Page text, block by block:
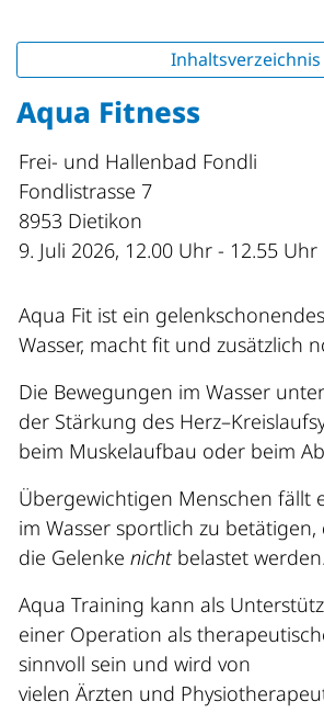
Inhaltsverzeichnis
Aqua Fitness
Frei- und Hallenbad Fondli
Fondlistrasse 7
8953 Dietikon
9. Juli 2026, 12.00 Uhr - 12.55 Uhr
Aqua Fit ist ein
Wasser, macht fit und zusätzlich
Die Bewegungen im Wasser
der Stärkung des
beim Muskelaufbau oder beim
Übergewichtigen Menschen fällt
im Wasser sportlich zu betätigen,
die Gelenke nicht belastet werden.
Aqua Training kann als
einer Operation als
sinnvoll sein und wird von
vielen Ärzten und